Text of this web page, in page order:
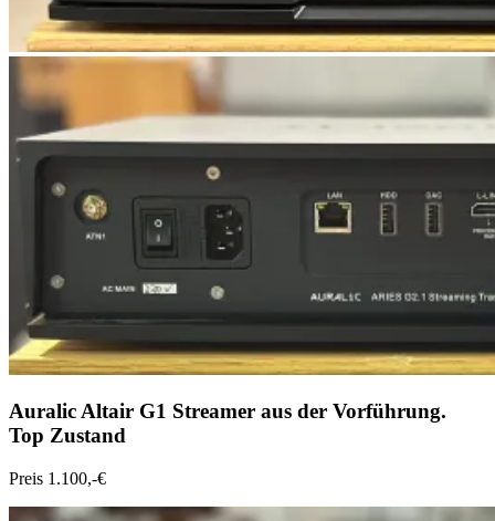
Auralic Altair G1 Streamer aus der Vorführung.
Top Zustand
Preis 1.100,-€